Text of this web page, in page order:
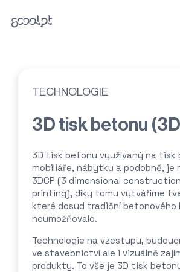
TECHNOLOGIE
3D tisk betonu
3D tisk betonu využívaný na tisk
mobiliáře, nábytku a podobně, je
3DCP (3 dimensional construction
printing), díky tomu vytváříme
které dosud tradiční betonového
neumožňovalo.
Technologie na vzestupu,
ve stavebnictví ale i vizuálně
produkty. To vše je 3D tisk